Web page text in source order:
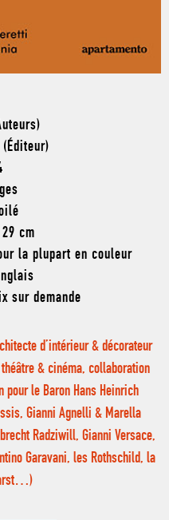
cm
la plupart en couleur
sur demande
d’intérieur & décorateur
& cinéma, collaboration
pour le Baron Hans Heinrich
Gianni Agnelli & Marella
Radziwill, Gianni Versace,
Garavani, les Rothschild, la